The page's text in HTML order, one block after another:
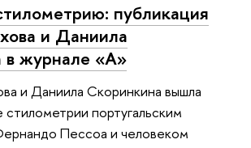
публикация
и Даниила
в журнале «А»
и Даниила Скоринкина вышла
стилометрии португальским
Пессоа и человеком